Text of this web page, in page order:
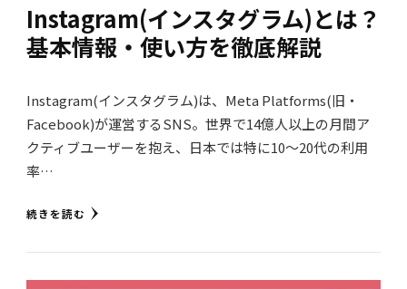
Instagram(インスタグラム)とは？
基本情報・使い方を徹底解説
Instagram(インスタグラム)は、Meta Platforms(旧・
Facebook)が運営するSNS。世界で14億人以上の月間ア
クティブユーザーを抱え、日本では特に10～20代の利用
率…
続きを読む